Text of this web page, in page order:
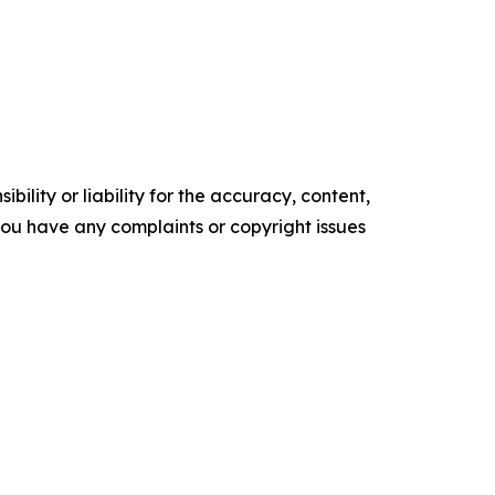
or liability for the accuracy, content,
have any complaints or copyright issues